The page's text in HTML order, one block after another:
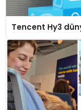
Tencent Hy3